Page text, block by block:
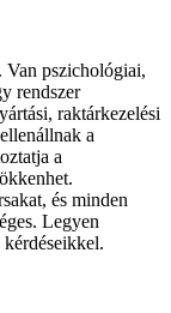
Van pszichológiai,
rendszer
raktárkezelési
a
a
és minden
Legyen